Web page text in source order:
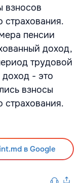
взносов
страхования.
пенсии
доход,
трудовой
доход - это
взносы
страхования.
в Google